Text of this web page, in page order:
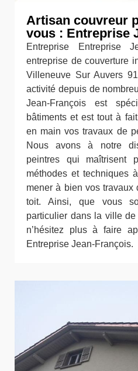
Artisan couvreur
vous : Entreprise
Entreprise Entreprise
entreprise de couverture
Villeneuve Sur Auvers
activité depuis de
Jean-François est
bâtiments et est tout à
en main vos travaux de
Nous avons à notre
peintres qui maîtrisent
méthodes et techniques
mener à bien vos travaux
toit. Ainsi, que vous
particulier dans la ville
n’hésitez plus à faire
Entreprise Jean-François.